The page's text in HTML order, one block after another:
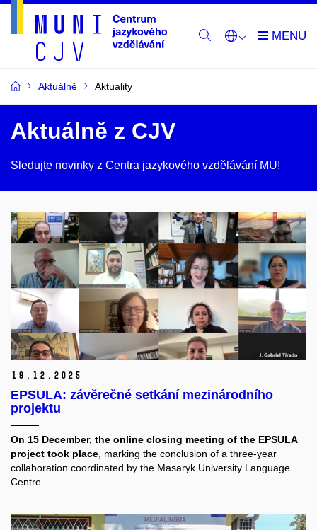
Aktuálně Aktuality
Aktuálně z CJV
Sledujte novinky z Centra jazykového vzdělávání MU!
19. 12. 2025
EPSULA: závěrečné setkání mezinárodního
projektu
On 15 December, the online closing meeting of the EPSULA
project took place, marking the conclusion of a three-year
collaboration coordinated by the Masaryk University Language
Centre.